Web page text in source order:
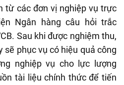
từ các đơn vị nghiệp vụ trực
Ngân hàng câu hỏi trắc
Sau khi được nghiệm thu,
sẽ phục vụ có hiệu quả công
nghiệp vụ cho lực lượng
tài liệu chính thức để tiến